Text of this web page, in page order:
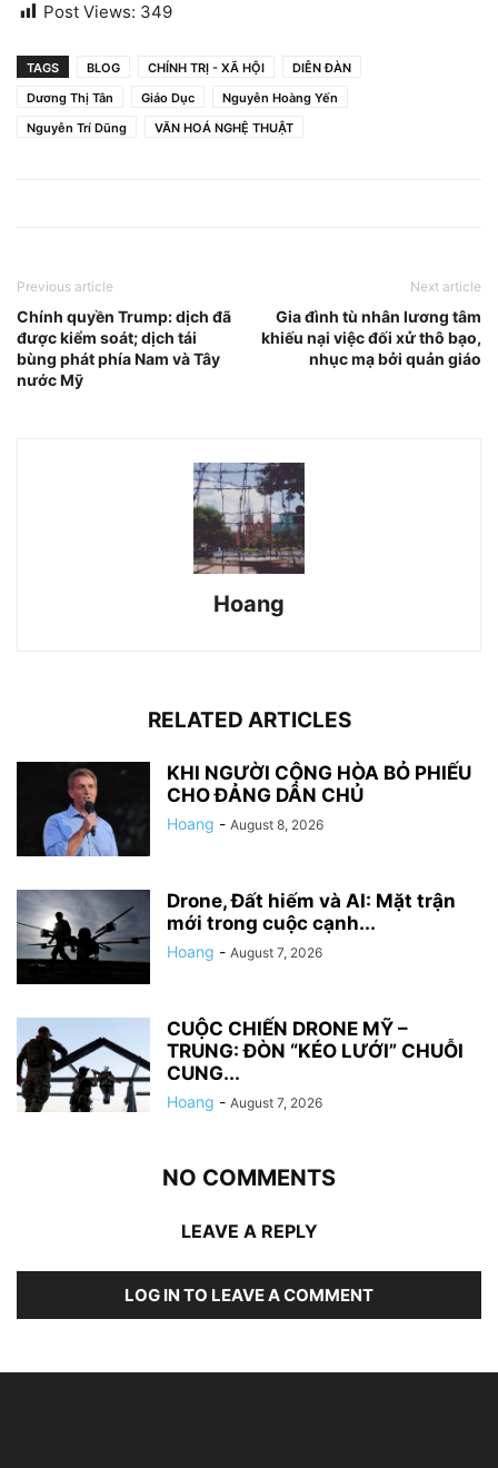
Post Views: 349
TAGS BLOG CHÍNH TRỊ - XÃ HỘI
DIỄN ĐÀN
Dương Thị Tân
Giáo Dục
Nguyễn Hoàng Yến
Nguyễn Trí Dũng
VĂN HOÁ NGHỆ THUẬT
Previous article
Chính quyền Trump: dịch đã
được kiểm soát; dịch tái
bùng phát phía Nam và Tây
nước Mỹ
Next article
Gia đình tù nhân lương tâm
khiếu nại việc đối xử thô bạo,
nhục mạ bởi quản giáo
Hoang
RELATED ARTICLES
KHI NGƯỜI CỘNG HÒA BỎ PHIẾU
CHO ĐẢNG DÂN CHỦ
Hoang - August 8, 2026
Drone, Đất hiếm và AI: Mặt trận
mới trong cuộc cạnh...
Hoang - August 7, 2026
CUỘC CHIẾN DRONE MỸ –
TRUNG: ĐÒN “KÉO LƯỚI” CHUỖI
CUNG...
Hoang - August 7, 2026
NO COMMENTS
LEAVE A REPLY
LOG IN TO LEAVE A COMMENT